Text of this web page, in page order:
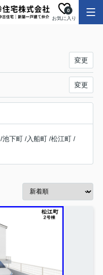
お気に入り
0
変更
変更
/池下町 /入船町 /松江町 /